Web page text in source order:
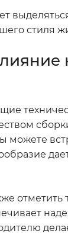
стиля
можете
отметить